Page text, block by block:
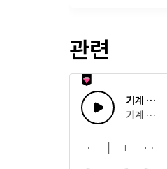
관련
기계 쨍
기계 쨍